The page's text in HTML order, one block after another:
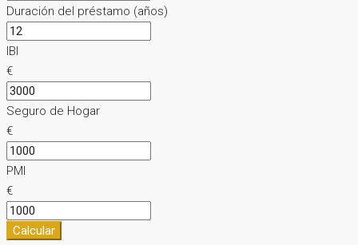
Duración del préstamo (años)
IBI
€
Seguro de Hogar
€
PMI
€
Calcular